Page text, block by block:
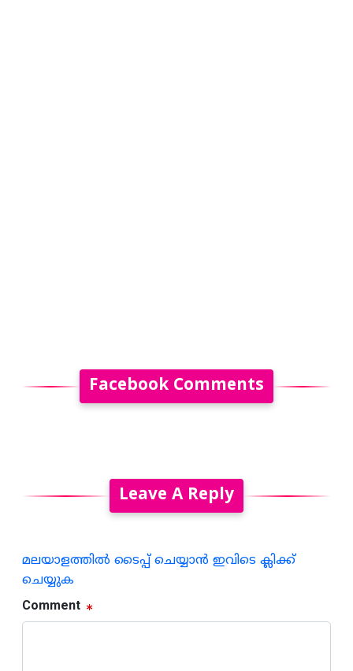
Facebook Comments
Leave A Reply
മലയാളത്തില്‍ ടൈപ്പ് ചെയ്യാന്‍ ഇവിടെ ക്ലിക്ക്
ചെയ്യുക
Comment